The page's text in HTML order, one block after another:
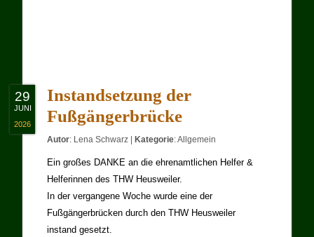
Instandsetzung der
Fußgängerbrücke
Autor: Lena Schwarz Kategorie:Allgemein
Ein großes DANKE an die ehrenamtlichen Helfer &
Helferinnen des THW Heusweiler.
In der vergangene Woche wurde eine der
Fußgängerbrücken durch den THW Heusweiler
instand gesetzt.
29
JUNI
2026